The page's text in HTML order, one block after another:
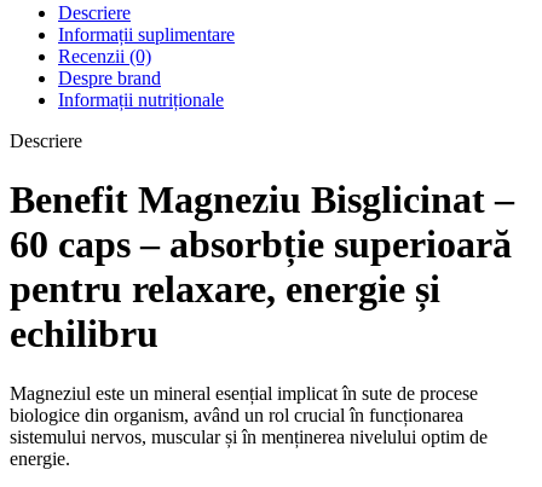
Descriere
Informații suplimentare
Recenzii (0)
Despre brand
Informații nutriționale
Descriere
Benefit Magneziu Bisglicinat –
60 caps – absorbție superioară
pentru relaxare, energie și
echilibru
Magneziul este un mineral esențial implicat în sute de procese
biologice din organism, având un rol crucial în funcționarea
sistemului nervos, muscular și în menținerea nivelului optim de
energie.